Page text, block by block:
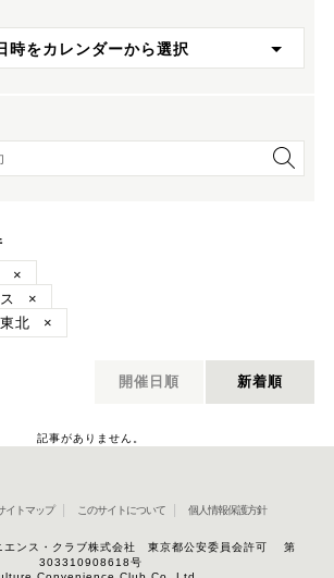
時をカレンダーから選択
×
×
北 ×
開催日順 新着順
記事がありません。
イトマップ このサイトについて 個人情報保護方針
エンス・クラブ株式会社 東京都公安委員会許可 第
303310908618号